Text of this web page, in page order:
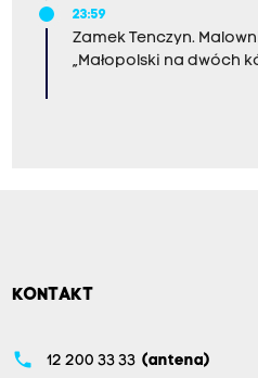
23:59
Zamek Tenczyn.
„Małopolski na dwóch
KONTAKT
phone 12 200 33 33 (antena)